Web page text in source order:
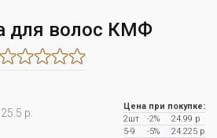
для волос КМФ
25.5 р.
Цена при покупке:
2шт
-2%
24.99 р
5-9
-5%
24.225 р